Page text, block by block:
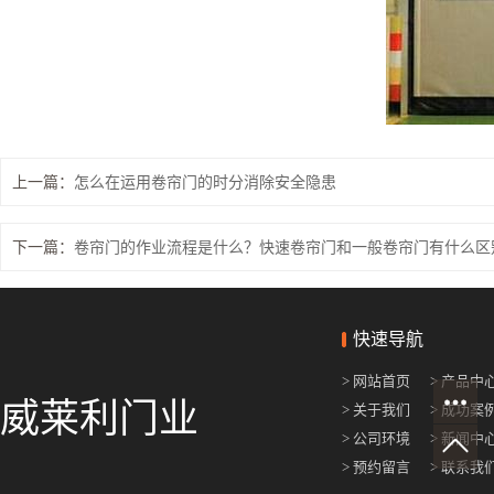
肯德基门
铝艺门.围栏
上一篇： 怎么在运用卷帘门的时分消除安全隐患
下一篇： 卷帘门的作业流程是什么？快速卷帘门和一般卷帘门有什么区
威莱利门业
快速导航
> 网站首页
> 产品中
> 关于我们
> 成功案
> 公司环境
> 新闻中
> 预约留言
> 联系我